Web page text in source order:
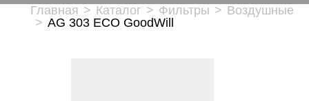
Главная Каталог Фильтры
Воздушные
AG 303 ECO GoodWill